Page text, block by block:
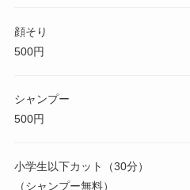
顔そり
500円
シャンプー
500円
小学生以下カット（30分）
（シャンプー無料）